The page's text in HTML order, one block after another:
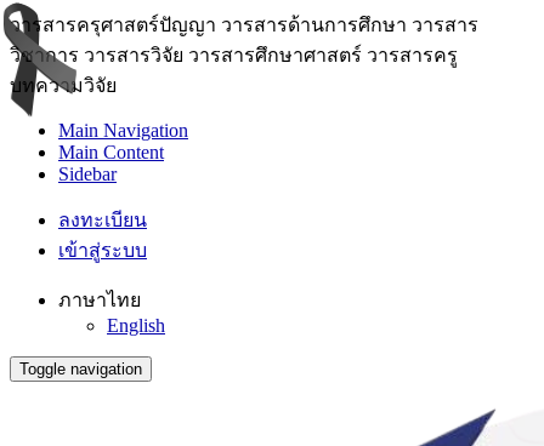
วารสารครุศาสตร์ปัญญา วารสารด้านการศึกษา วารสาร
วิชาการ วารสารวิจัย วารสารศึกษาศาสตร์ วารสารครู
บทความวิจัย
Main Navigation
Main Content
Sidebar
ลงทะเบียน
เข้าสู่ระบบ
ภาษาไทย
English
Toggle navigation